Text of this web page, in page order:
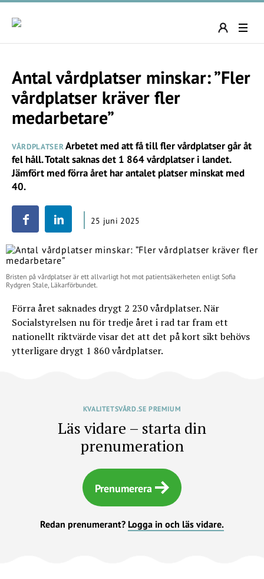
Antal vårdplatser minskar: ”Fler
vårdplatser kräver fler
medarbetare”
VÅRDPLATSERArbetet med att få till fler vårdplatser går åt
fel håll. Totalt saknas det 1 864 vårdplatser i landet.
Jämfört med förra året har antalet platser minskat med
40.
25 juni 2025
Bristen på vårdplatser är ett allvarligt hot mot patientsäkerheten enligt Sofia
Rydgren Stale, Läkarförbundet.
Förra året saknades drygt 2 230 vårdplatser. När
Socialstyrelsen nu för tredje året i rad tar fram ett
nationellt riktvärde visar det att det på kort sikt behövs
ytterligare drygt 1 860 vårdplatser.
KVALITETSVÅRD.SE PREMIUM
Läs vidare – starta din
prenumeration
Prenumerera
Redan prenumerant? Logga in och läs vidare.